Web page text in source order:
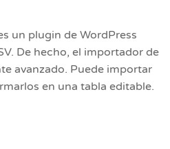
un plugin de WordPress
De hecho, el importador de
avanzado. Puede importar
en una tabla editable.